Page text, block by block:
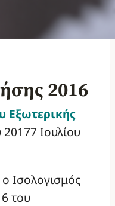
2016
Εξωτερικής
20177 Ιουλίου
Ισολογισμός
του